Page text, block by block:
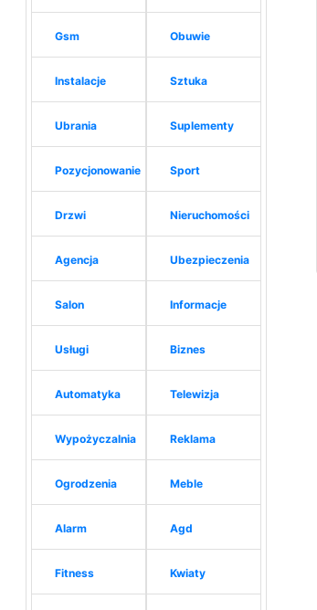
Gsm
Instalacje
Ubrania
Pozycjonowanie
Drzwi
Agencja
Salon
Usługi
Automatyka
Wypożyczalnia
Ogrodzenia
Alarm
Fitness
Obuwie
Sztuka
Suplementy
Sport
Nieruchomości
Ubezpieczenia
Informacje
Biznes
Telewizja
Reklama
Meble
Agd
Kwiaty